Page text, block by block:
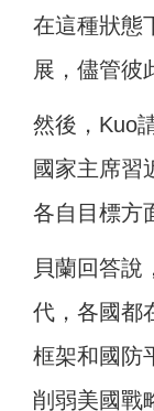
在這種狀態
展，儘管彼
然後，Kuo
國家主席習
各自目標方
貝蘭回答說
代，各國都
框架和國防
削弱美國戰